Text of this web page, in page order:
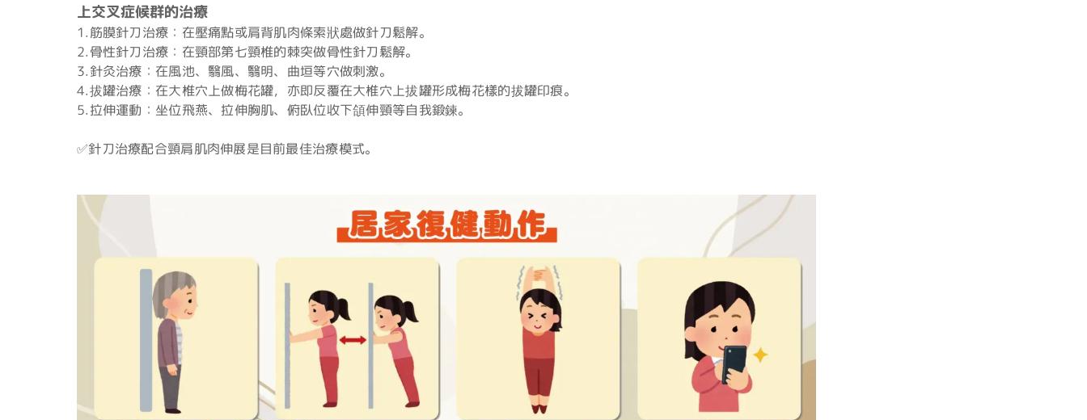
上交叉症候群的治療
1.筋膜針刀治療：在壓痛點或肩背肌肉條索狀處做針刀鬆解。
2.骨性針刀治療：在頸部第七頸椎的棘突做骨性針刀鬆解。
3.針灸治療：在風池、翳風、翳明、曲垣等穴做刺激。
4.拔罐治療：在大椎穴上做梅花罐，亦即反覆在大椎穴上拔罐形成梅花樣的拔罐印痕。
5.拉伸運動：坐位飛燕、拉伸胸肌、俯臥位收下頜伸頸等自我鍛鍊。
✅針刀治療配合頸肩肌肉伸展是目前最佳治療模式。